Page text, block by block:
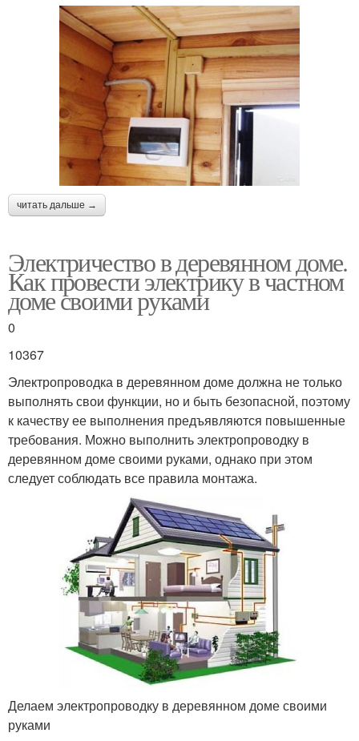
читать дальше →
Электричество в деревянном доме.
Как провести электрику в частном
доме своими руками
0
10367
Электропроводка в деревянном доме должна не только
выполнять свои функции, но и быть безопасной, поэтому
к качеству ее выполнения предъявляются повышенные
требования. Можно выполнить электропроводку в
деревянном доме своими руками, однако при этом
следует соблюдать все правила монтажа.
Делаем электропроводку в деревянном доме своими
руками